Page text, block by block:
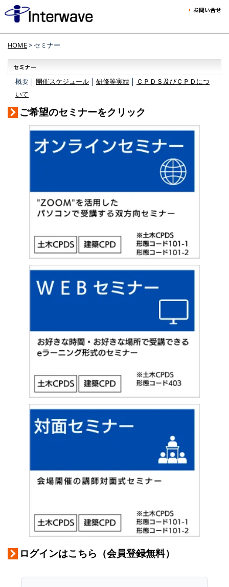
HOME> セミナー
概要 │ 開催スケジュール 研修等実績
ＣＰＤＳ及びＣＰＤにつ
いて
ご希望のセミナーをクリック
ログインはこちら（会員登録無料）